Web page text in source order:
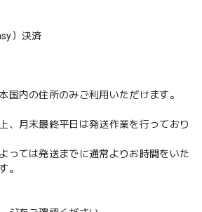
）決済
国内の住所のみご利用いただけます。
、月末最終平日は発送作業を行っており
っては発送までに通常よりお時間をいた
。